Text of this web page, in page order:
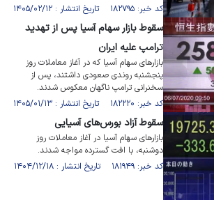
کد خبر: ۱۸۲۷۹۵ تاریخ انتشار : ۱۴۰۵/۰۲/۱۲
سقوط بازار سهام آسیا پس از تهدید
ترامپ علیه ایران
بازار‌های سهام آسیا که در آغاز معاملات روز
پنجشنبه روندی صعودی داشتند، پس از
سخنرانی ترامپ ناگهان معکوس شدند.
کد خبر: ۱۸۲۲۲۰ تاریخ انتشار : ۱۴۰۵/۰۱/۱۳
سقوط آزاد بورس‌های آسیایی
بازار‌های سهام آسیا در آغاز معاملات روز
دوشنبه، با افت گسترده مواجه شدند.
کد خبر: ۱۸۱۹۴۹ تاریخ انتشار : ۱۴۰۴/۱۲/۱۸